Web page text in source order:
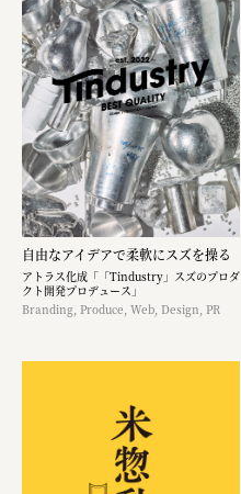
自由なアイデアで柔軟にスズを操る
アトラス化成「「Tindustry」スズのプロダ
クト開発プロデュース」
Branding, Produce, Web, Design, PR